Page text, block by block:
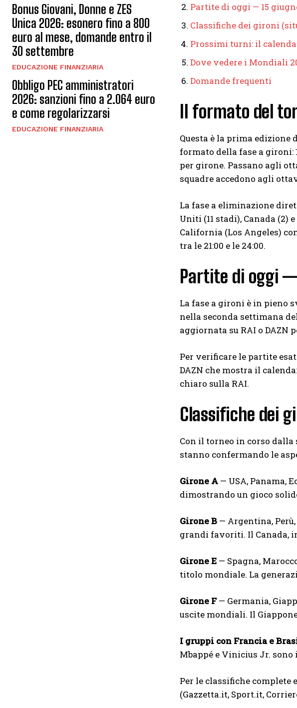
Bonus Giovani, Donne e ZES
Unica 2026: esonero fino a 800
euro al mese, domande entro il
30 settembre
EDUCAZIONE FINANZIARIA
Obbligo PEC amministratori
2026: sanzioni fino a 2.064 euro
e come regolarizzarsi
EDUCAZIONE FINANZIARIA
Partite di oggi — 15
Classifiche dei gironi
Prossimi turni: il
Dove vedere i Mondiali
Domande frequenti
Il formato del
Questa è la prima edizione
formato della fase a gironi:
per girone. Passano agli
squadre accedono agli
La fase a eliminazione
Uniti (11 stadi), Canada
California (Los Angeles)
tra le 21:00 e le 24:00.
Partite di oggi
La fase a gironi è in pieno
nella seconda settimana
aggiornata su RAI o DAZN
Per verificare le partite
DAZN che mostra il
chiaro sulla RAI.
Classifiche dei
Con il torneo in corso dalla
stanno confermando le
Girone A — USA, Panama,
dimostrando un gioco
Girone B — Argentina,
grandi favoriti. Il Canada,
Girone E — Spagna,
titolo mondiale. La
Girone F— Germania,
uscite mondiali. Il
I gruppi con Francia e
Mbappé e Vinicius Jr.
Per le classifiche
(Gazzetta.it, Sport.it,